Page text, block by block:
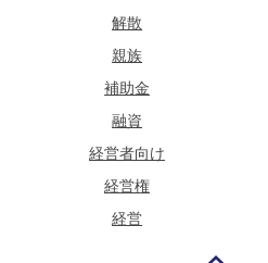
解散
親族
補助金
融資
経営者向け
経営権
経営